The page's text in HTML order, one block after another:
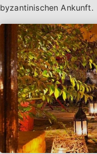
byzantinischen Ankunft.